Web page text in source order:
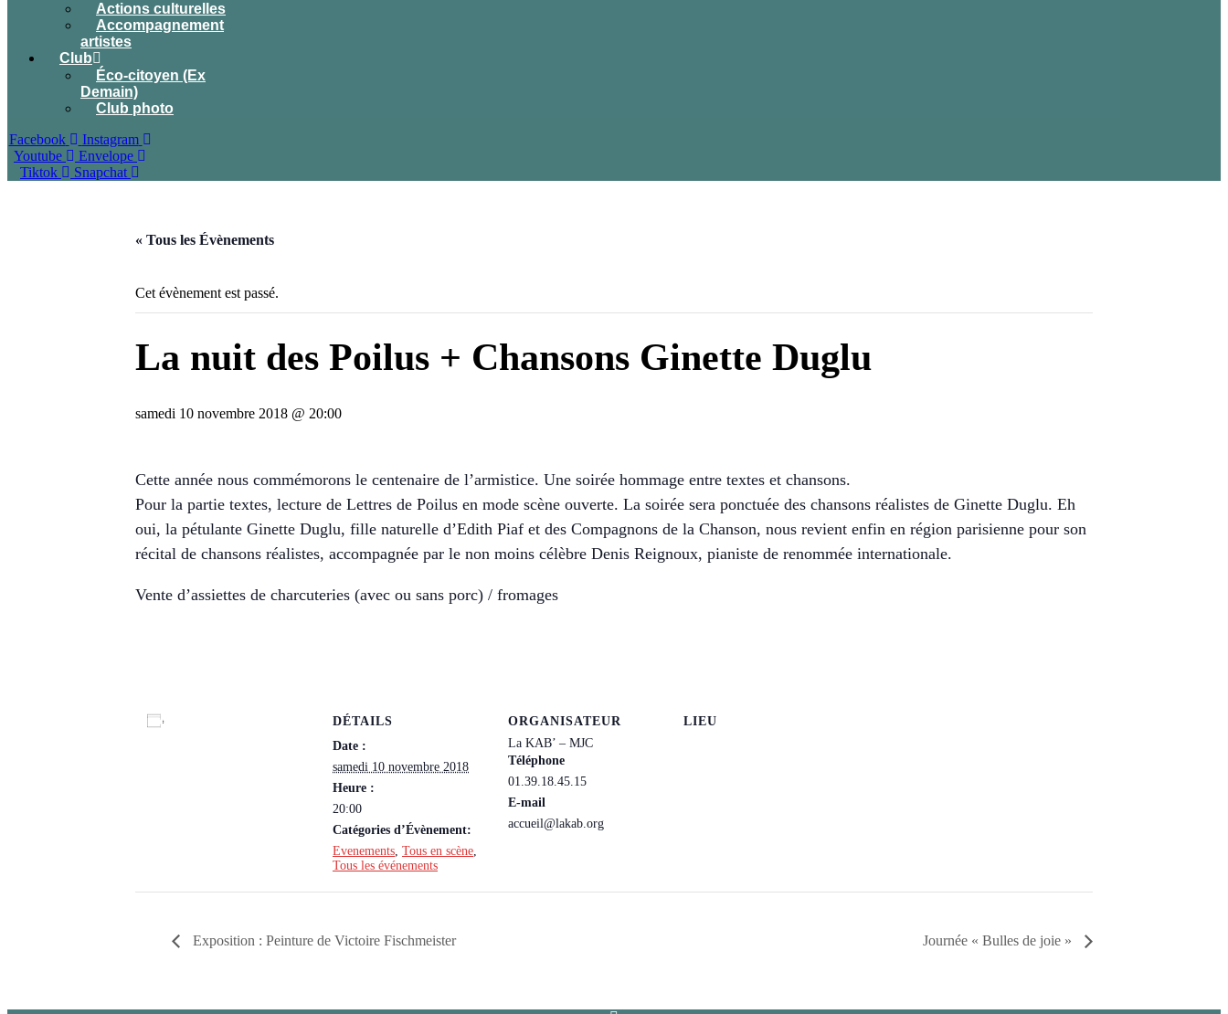
Actions culturelles
Accompagnement
artistes
Club
Éco-citoyen (Ex
Demain)
Club photo
Facebook
Instagram
Youtube
Envelope
Tiktok
Snapchat
« Tous les Évènements
Cet évènement est passé.
La nuit des Poilus + Chansons Ginette Duglu
samedi 10 novembre 2018 @ 20:00
Cette année nous commémorons le centenaire de l’armistice. Une soirée hommage entre textes et chansons.
Pour la partie textes, lecture de Lettres de Poilus en mode scène ouverte. La soirée sera ponctuée des chansons réalistes de Ginette Duglu. Eh
oui, la pétulante Ginette Duglu, fille naturelle d’Edith Piaf et des Compagnons de la Chanson, nous revient enfin en région parisienne pour son
récital de chansons réalistes, accompagnée par le non moins célèbre Denis Reignoux, pianiste de renommée internationale.
Vente d’assiettes de charcuteries (avec ou sans porc) / fromages
DÉTAILS
Date :
samedi 10 novembre 2018
Heure :
20:00
Catégories d’Évènement:
Evenements Tous en scène
Tous les événements
ORGANISATEUR
La KAB’ – MJC
Téléphone
01.39.18.45.15
E-mail
accueil@lakab.org
LIEU
Exposition : Peinture de Victoire Fischmeister Journée « Bulles de joie »